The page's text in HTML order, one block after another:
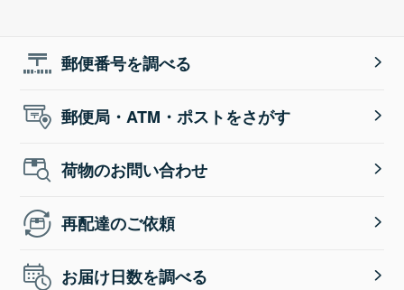
郵便番号を調べる
郵便局・ATM・ポストをさがす
荷物のお問い合わせ
再配達のご依頼
お届け日数を調べる